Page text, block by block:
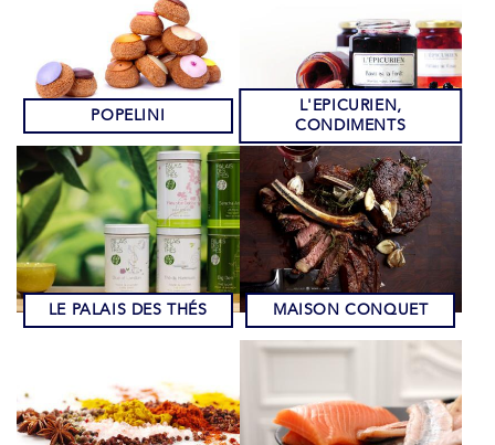
POPELINI
L'EPICURIEN,
CONDIMENTS
LE PALAIS DES THÉS MAISON CONQUET